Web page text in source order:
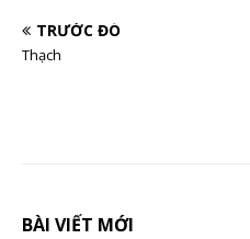
TRƯỚC ĐÓ
Thạch
BÀI VIẾT MỚI